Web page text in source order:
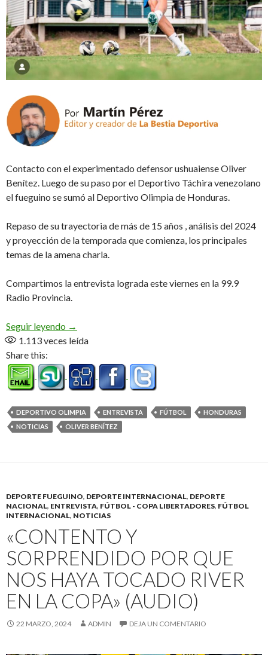
Contacto con el experimentado defensor ushuaiense Oliver
Benítez. Luego de su paso por el Deportivo Táchira venezolano
el fueguino se sumó al Deportivo Olimpia de Honduras.
Repaso de su trayectoria de más de 15 años , análisis del 2024
y proyección de la temporada que comienza, los principales
temas de la amena charla.
Compartimos la entrevista lograda este viernes en la 99.9
Radio Provincia.
Seguir leyendo «Me encontré con un club hermoso que pelea
→
1.113veces leída
Share this:
DEPORTIVO OLIMPIA ENTREVISTA FÚTBOL
HONDURAS
NOTICIAS
OLIVER BENÍTEZ
DEPORTE FUEGUINO, DEPORTE INTERNACIONAL, DEPORTE
NACIONAL, ENTREVISTA, FÚTBOL - COPA LIBERTADORES, FÚTBOL
INTERNACIONAL, NOTICIAS
«CONTENTO Y
SORPRENDIDO POR QUE
NOS HAYA TOCADO RIVER
EN LA COPA» (AUDIO)
22 MARZO, 2024 ADMIN DEJA UN COMENTARIO